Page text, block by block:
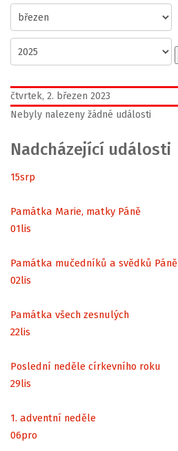
čtvrtek, 2. březen 2023
Nebyly nalezeny žádné události
Nadcházející události
15srp
Památka Marie, matky Páně
01lis
Památka mučedníků a svědků Páně
02lis
Památka všech zesnulých
22lis
Poslední neděle církevního roku
29lis
1. adventní neděle
06pro